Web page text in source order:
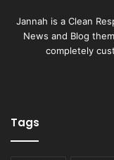
Jannah is a Clean
News and Blog
completely
Tags